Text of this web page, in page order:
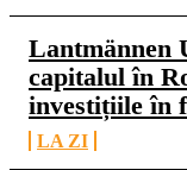
Lantmännen
capitalul în
investițiile în
LA ZI